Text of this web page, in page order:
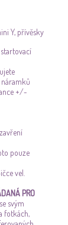
Y, přívěsky
+/-
pouze
vel.
PRO
svým
fotkách,